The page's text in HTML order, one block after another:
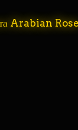
Arabian Rose